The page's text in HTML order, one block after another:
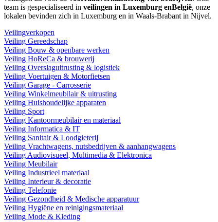
team is gespecialiseerd in veilingen in Luxemburg enBelgië, onze
lokalen bevinden zich in Luxemburg en in Waals-Brabant in Nijvel.
Veilingverkopen
Veiling Gereedschap
Veiling Bouw & openbare werken
Veiling HoReCa & brouwerij
Veiling Overslaguitrusting & logistiek
Veiling Voertuigen & Motorfietsen
Veiling Garage - Carrosserie
Veiling Winkelmeubilair & uitrusting
Veiling Huishoudelijke apparaten
Veiling Sport
Veiling Kantoormeubilair en materiaal
Veiling Informatica & IT
Veiling Sanitair & Loodgieterij
Veiling Vrachtwagens, nutsbedrijven & aanhangwagens
Veiling Audiovisueel, Multimedia & Elektronica
Veiling Meubilair
Veiling Industrieel materiaal
Veiling Interieur & decoratie
Veiling Telefonie
Veiling Gezondheid & Medische apparatuur
Veiling Hygiëne en reinigingsmateriaal
Veiling Mode & Kleding